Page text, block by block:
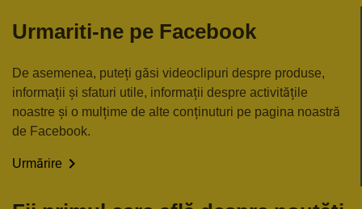
Urmariti-ne pe Facebook
De asemenea, puteți găsi videoclipuri despre produse,
informații și sfaturi utile, informații despre activitățile
noastre și o mulțime de alte conținuturi pe pagina noastră
de Facebook.
Urmărire 